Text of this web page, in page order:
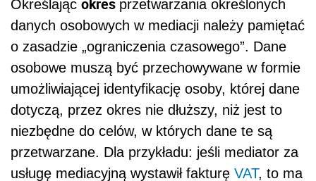
Określając okres przetwarzania określonych
danych osobowych w mediacji należy pamiętać
o zasadzie „ograniczenia czasowego”. Dane
osobowe muszą być przechowywane w formie
umożliwiającej identyfikację osoby, której dane
dotyczą, przez okres nie dłuższy, niż jest to
niezbędne do celów, w których dane te są
przetwarzane. Dla przykładu: jeśli mediator za
usługę mediacyjną wystawił fakturę VAT, to ma